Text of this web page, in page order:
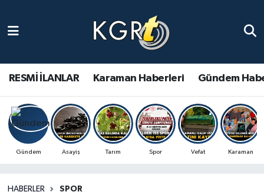
RESMİ İLANLAR Karaman Haberleri Gündem
Gündem Asayiş Tarım Spor Vefat Karaman
HABERLER SPOR
Gündem Haberleri
Güncel Haberler
Spor Haberleri